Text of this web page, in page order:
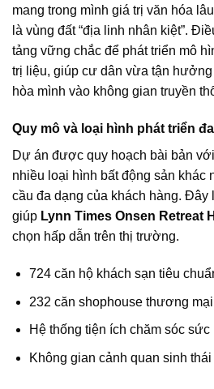
mang trong mình giá trị văn hóa
là vùng đất “địa linh nhân kiệt”.
tảng vững chắc để phát triển mô
trị liệu, giúp cư dân vừa tận
hòa mình vào không gian truyền
Quy mô và loại hình phát triển
Dự án được quy hoạch bài bản
nhiều loại hình bất động sản khác
cầu đa dạng của khách hàng. Đây
giúp Lynn Times Onsen Retreat
chọn hấp dẫn trên thị trường.
724 căn hộ khách sạn tiêu
232 căn shophouse thương
Hệ thống tiện ích chăm sóc
Không gian cảnh quan sinh